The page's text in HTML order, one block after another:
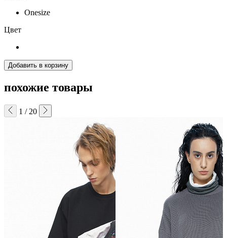
Onesize
Цвет
Добавить в корзину
похожие товары
1 / 20